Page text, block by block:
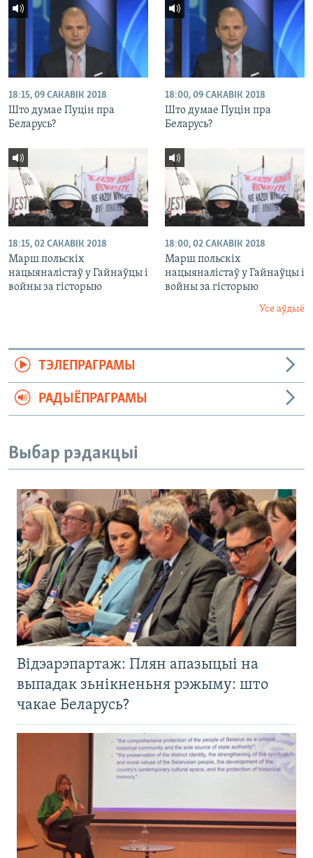
18:15, 09 САКАВІК 2018
Што думае Пуцін пра
Беларусь?
18:00, 09 САКАВІК 2018
Што думае Пуцін пра
Беларусь?
18:15, 02 САКАВІК 2018
Марш польскіх
нацыяналістаў у Гайнаўцы і
войны за гісторыю
18:00, 02 САКАВІК 2018
Марш польскіх
нацыяналістаў у Гайнаўцы і
войны за гісторыю
Усе аўдыё
ТЭЛЕПРАГРАМЫ
РАДЫЁПРАГРАМЫ
Выбар рэдакцыі
Відэарэпартаж: Плян апазыцыі на
выпадак зьнікненьня рэжыму: што
чакае Беларусь?